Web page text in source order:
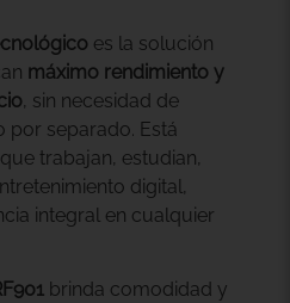
es la solución
máximo rendimiento y
, sin necesidad de
separado. Está
trabajan, estudian,
digital,
integral en cualquier
brinda comodidad y